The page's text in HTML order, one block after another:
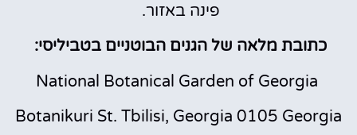
פינה באזור.
כתובת מלאה של הגנים הבוטניים בטביליסי:
Botanikuri St. Tbilisi, Georgia 0105 Georgia